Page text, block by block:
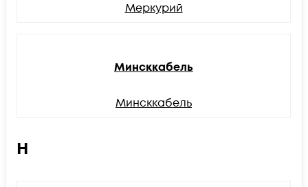
Меркурий
Минсккабель
Минсккабель
Н